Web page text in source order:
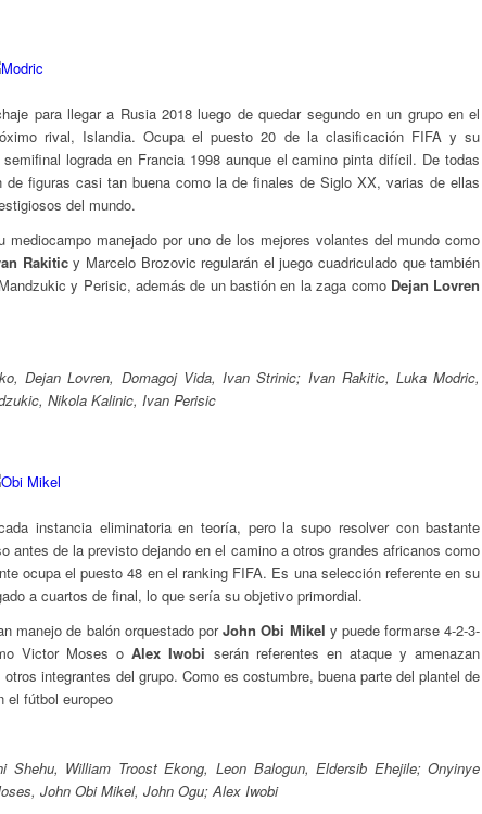
para llegar a Rusia 2018 luego de quedar segundo en un grupo en el
rival, Islandia. Ocupa el puesto 20 de la clasificación FIFA y su
lograda en Francia 1998 aunque el camino pinta difícil. De todas
de figuras casi tan buena como la de finales de Siglo XX, varias de ellas
del mundo.
mediocampo manejado por uno de los mejores volantes del mundo como
Rakiticy Marcelo Brozovic regularán el juego cuadriculado que también
y Perisic, además de un bastión en la zaga como Dejan Lovren
Dejan Lovren, Domagoj Vida, Ivan Strinic; Ivan Rakitic, Luka Modric,
Nikola Kalinic, Ivan Perisic
instancia eliminatoria en teoría, pero la supo resolver con bastante
antes de la previsto dejando en el camino a otros grandes africanos como
ocupa el puesto 48 en el ranking FIFA. Es una selección referente en su
a cuartos de final, lo que sería su objetivo primordial.
manejo de balón orquestado porJohn Obi Mikel y puede formarse 4-2-3-
Victor Moses oAlex Iwobi serán referentes en ataque y amenazan
integrantes del grupo. Como es costumbre, buena parte del plantel de
el fútbol europeo
Shehu, William Troost Ekong, Leon Balogun, Eldersib Ehejile; Onyinye
John Obi Mikel, John Ogu; Alex Iwobi